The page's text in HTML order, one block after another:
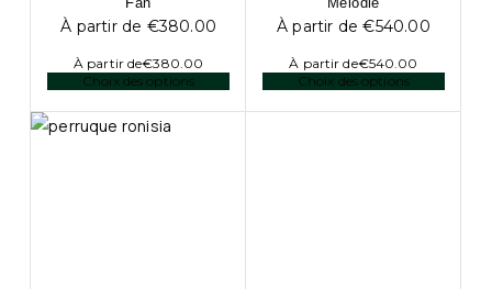
À partir de €380.00
À partir de€380.00
Choix des options
À partir de€540.00
À partir de€540.00
Choix des options